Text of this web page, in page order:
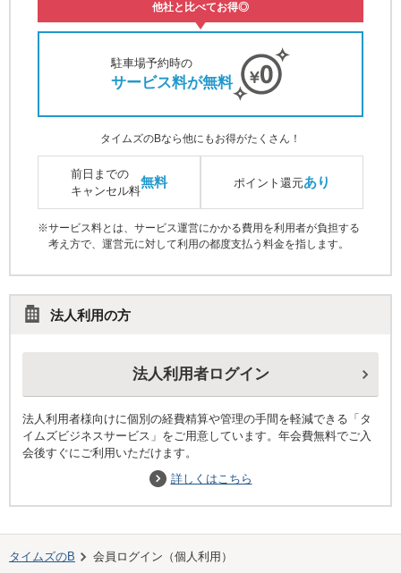
他社と比べてお得◎
駐車場予約時の
サービス料が無料
タイムズのBなら他にもお得がたくさん！
前日までの
キャンセル料
無料 ポイント還元あり
※サービス料とは、サービス運営にかかる費用を利用者が負担する
考え方で、運営元に対して利用の都度支払う料金を指します。
法人利用の方
法人利用者ログイン
法人利用者様向けに個別の経費精算や管理の手間を軽減できる「タ
イムズビジネスサービス」をご用意しています。年会費無料でご入
会後すぐにご利用いただけます。
詳しくはこちら
タイムズのB 会員ログイン（個人利用）